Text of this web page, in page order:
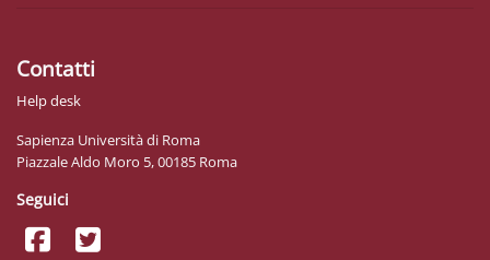
Contatti
Help desk
Sapienza Università di Roma
Piazzale Aldo Moro 5, 00185 Roma
Seguici